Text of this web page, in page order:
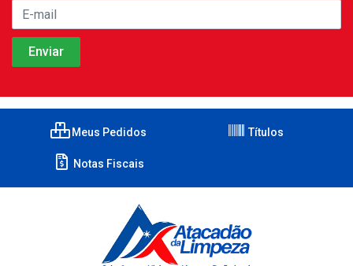
Meus Pedidos Títulos
Notas Fiscais